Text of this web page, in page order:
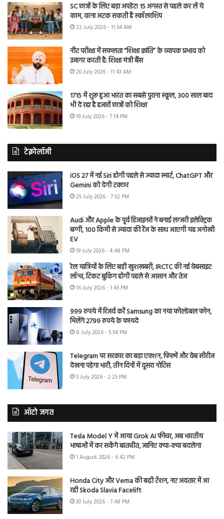
SC छात्रों के लिए बड़ा अपडेट! 15 अगस्त से पहले कर लें ये
काम, वरना अटक सकती है स्कॉलरशिप
22 July 2026 - 11:54 AM
नीट परीक्षा में सफलता “शिक्षा क्रांति” के व्यापक प्रभाव को
उजागर करती है: शिक्षा मंत्री बैंस
20 July 2026 - 11:43 AM
1715 में शुरू हुआ भारत का सबसे पुराना स्कूल, 300 साल बाद
भी दे रहा है हजारों छात्रों को शिक्षा
19 July 2026 - 7:14 PM
टेक्नोलॉजी
iOS 27 में नई Siri होगी पहले से ज्यादा स्मार्ट, ChatGPT और
Gemini को देगी टक्कर
25 July 2026 - 7:52 PM
Audi और Apple के पूर्व डिजाइनरों ने बनाई लग्जरी इलेक्ट्रिक
बग्गी, 100 किमी से ज्यादा की रेंज के साथ आएगी यह अनोखी
EV
19 July 2026 - 4:48 PM
रेल यात्रियों के लिए बड़ी खुशखबरी, IRCTC की नई वेबसाइट
लॉन्च, टिकट बुकिंग होगी पहले से आसान और तेज
16 July 2026 - 1:45 PM
999 रुपये में रिजर्व करें Samsung का नया फोल्डेबल फोन,
मिलेंगे 2799 रुपये के फायदे
8 July 2026 - 5:54 PM
Telegram पर सरकार का बड़ा एक्शन, फिल्में और वेब सीरीज
देखना पड़ेगा भारी, तीन दिनों में दूसरा नोटिस
5 July 2026 - 2:25 PM
ऑटो जगत
Tesla Model Y में आया Grok AI फीचर, अब भारतीय
भाषाओं में कर सकेंगे बातचीत, जानिए क्या-क्या बदलेगा
1 August 2026 - 6:42 PM
Honda City और Verna की बढ़ी टेंशन, नए अवतार में आ
रही Skoda Slavia Facelift
30 July 2026 - 7:48 PM